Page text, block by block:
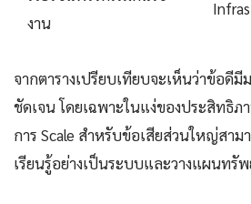
งาน
จากตารางเปรียบเทียบจะเห็นว่าข้อดีมี
ชัดเจน โดยเฉพาะในแง่ของประสิทธิภ
การ Scale สำหรับข้อเสียส่วนใหญ่สาม
เรียนรู้อย่างเป็นระบบและวางแผนทรั